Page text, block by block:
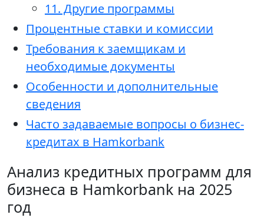
11. Другие программы
Процентные ставки и комиссии
Требования к заемщикам и
необходимые документы
Особенности и дополнительные
сведения
Часто задаваемые вопросы о бизнес-
кредитах в Hamkorbank
Анализ кредитных программ для
бизнеса в Hamkorbank на 2025
год